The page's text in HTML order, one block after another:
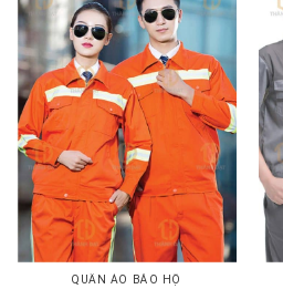
QUẦN ÁO BẢO HỘ